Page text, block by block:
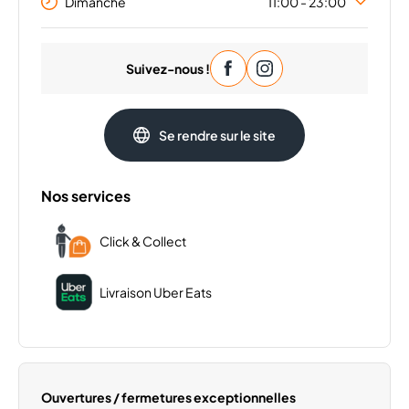
11:00 - 23:00
11:00 - 23:00
11:00 - 23:00
Vendredi
11:00 - 23:55
Suivez-nous !
Se rendre sur le site
Nos services
Click & Collect
Livraison Uber Eats
Ouvertures / fermetures exceptionnelles